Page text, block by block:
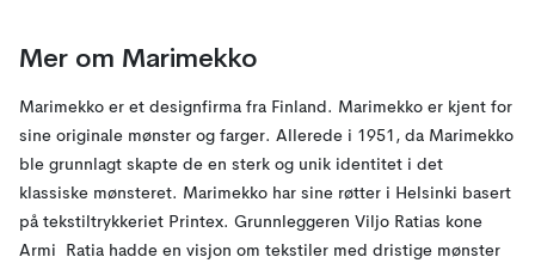
Mer om Marimekko
Marimekko er et designfirma fra Finland. Marimekko er kjent for
sine originale mønster og farger. Allerede i 1951, da Marimekko
ble grunnlagt skapte de en sterk og unik identitet i det
klassiske mønsteret. Marimekko har sine røtter i Helsinki basert
på tekstiltrykkeriet Printex. Grunnleggeren Viljo Ratias kone
Armi Ratia hadde en visjon om tekstiler med dristige mønster